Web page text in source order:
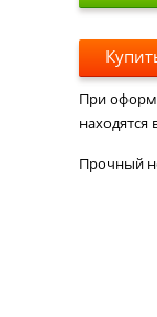
При
находятся
Прочный